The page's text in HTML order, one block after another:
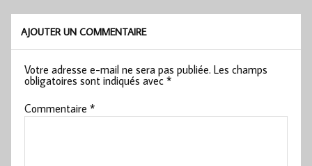
AJOUTER UN COMMENTAIRE
Votre adresse e-mail ne sera pas publiée. Les champs
obligatoires sont indiqués avec*
Commentaire*